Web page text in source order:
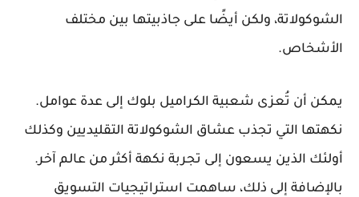
الشوكولاتة، ولكن أيضًا على جاذبيتها بين مختلف
الأشخاص.
يمكن أن تُعزى شعبية الكراميل بلوك إلى عدة عوامل.
نكهتها التي تجذب عشاق الشوكولاتة التقليديين وكذلك
أولئك الذين يسعون إلى تجربة نكهة أكثر من عالم آخر.
بالإضافة إلى ذلك، ساهمت استراتيجيات التسويق